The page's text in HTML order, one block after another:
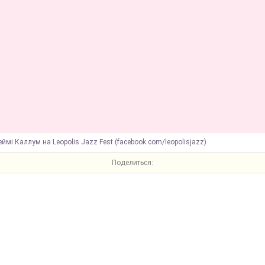
Каллум на Leopolis Jazz Fest (facebook.com/leopolisjazz)
Поделиться: